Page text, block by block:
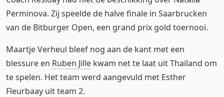
Perminova. Zij speelde de halve finale in Saarbrucken
van de Bitburger Open, een grand prix gold toernooi.
Maartje Verheul bleef nog aan de kant met een
blessure en Ruben Jille kwam net te laat uit Thailand om
te spelen. Het team werd aangevuld met Esther
Fleurbaay uit team 2.